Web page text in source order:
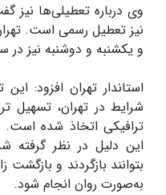
وی درباره تعطیلی‌ها نیز
نیز تعطیل رسمی است.
و یکشنبه و دوشنبه نیز در
استاندار تهران افزود:
شرایط در تهران، تسهیل
ترافیکی اتخاذ شده
این دلیل در نظر گرفته
بتوانند بازگردند و بازگشت
به‌صورت روان انجام شود.